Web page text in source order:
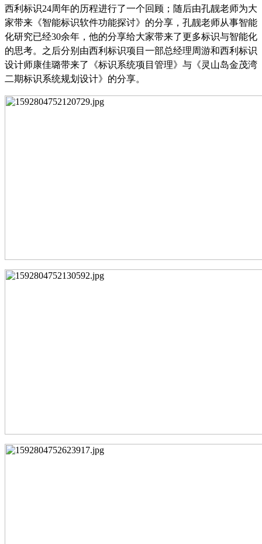
西利标识24周年的历程进行了一个回顾；随后由孔靓老师为大
家带来《智能标识软件功能探讨》的分享，孔靓老师从事智能
化研究已经30余年，他的分享给大家带来了更多标识与智能化
的思考。之后分别由西利标识项目一部总经理周游和西利标识
设计师康佳璐带来了《标识系统项目管理》与《灵山岛金茂湾
二期标识系统规划设计》的分享。